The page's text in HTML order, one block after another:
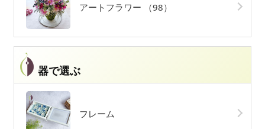
アートフラワー （98）
器で選ぶ
フレーム